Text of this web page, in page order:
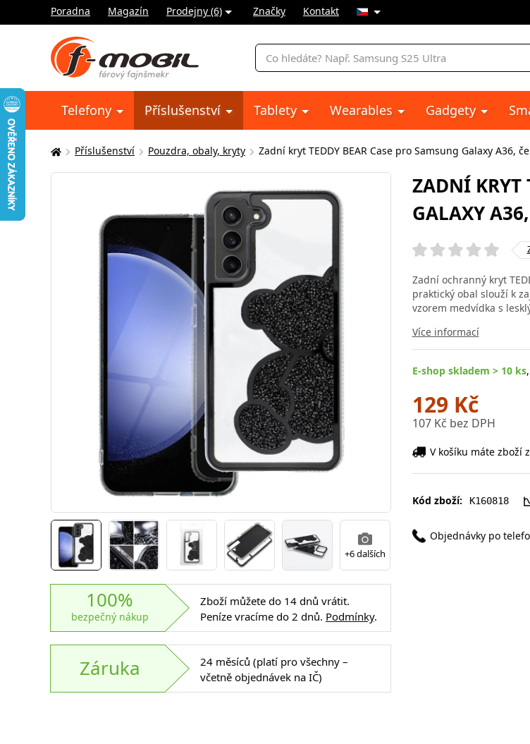
Poradna Magazín Prodejny (6) Značky Kontakt
Vyhledávání
Telefony Příslušenství Tablety Wearables Gadgety
Zde
se
Příslušenství Pouzdra, obaly, kryty Zadní kryt TEDDY BEAR Case pro Samsung Galaxy A36,
+6 dalších
100%
bezpečný nákup
Zboží můžete do 14 dnů vrátit.
Peníze vracíme do 2 dnů. Podmínky.
Záruka
24 měsíců (platí pro všechny –
včetně objednávek na IČ)
ZADNÍ KRYT
GALAXY
Zadní ochranný kryt
praktický obal slouží k
vzorem medvídka s
Více informací
E-shop skladem > 10 ks
129 Kč
107 Kč bez DPH
V košíku máte zboží
Kód zboží: K160818
Objednávky po